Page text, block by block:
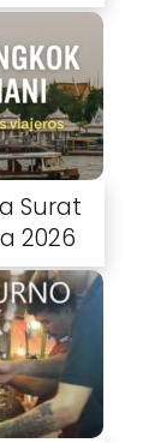
Surat
2026